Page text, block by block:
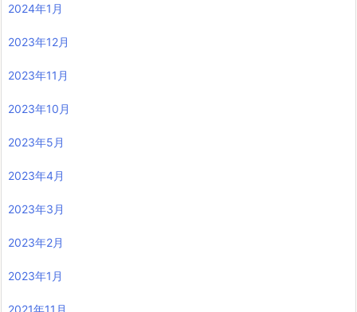
2024年1月
2023年12月
2023年11月
2023年10月
2023年5月
2023年4月
2023年3月
2023年2月
2023年1月
2021年11月